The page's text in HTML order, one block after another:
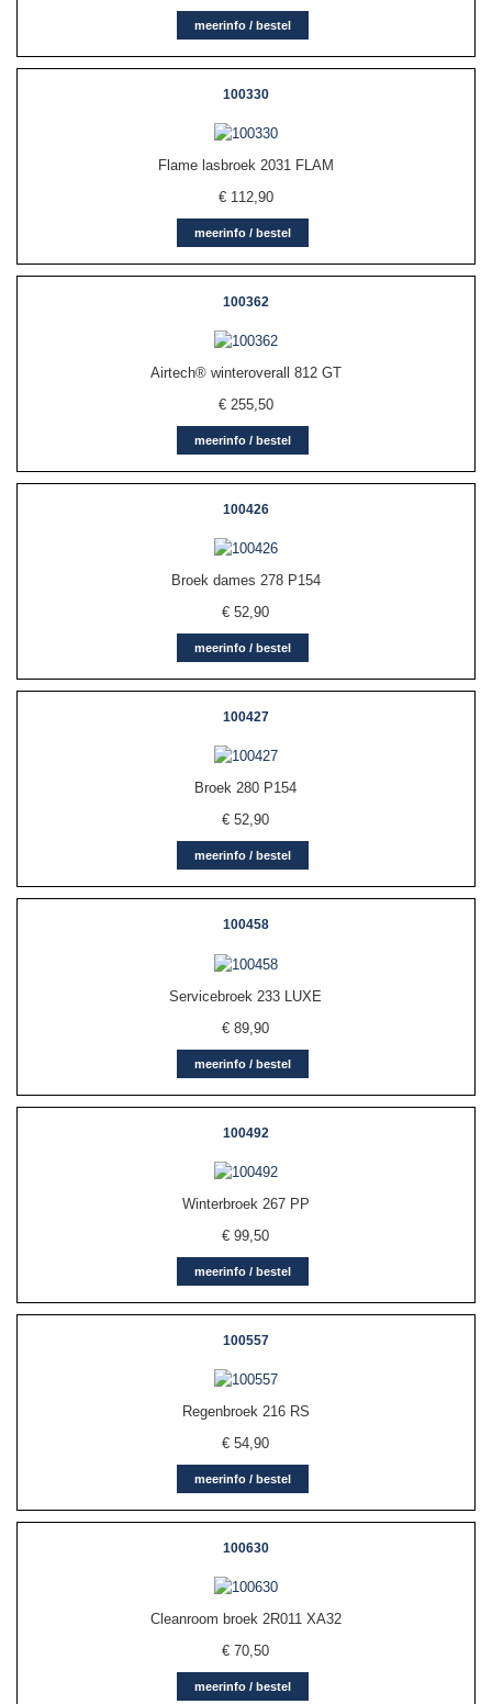
meerinfo / bestel
100330
Flame lasbroek 2031 FLAM
€ 112,90
meerinfo / bestel
100362
Airtech® winteroverall 812 GT
€ 255,50
meerinfo / bestel
100426
Broek dames 278 P154
€52,90
meerinfo / bestel
100427
Broek 280 P154
€52,90
meerinfo / bestel
100458
Servicebroek 233 LUXE
€89,90
meerinfo / bestel
100492
Winterbroek 267 PP
€99,50
meerinfo / bestel
100557
Regenbroek 216 RS
€54,90
meerinfo / bestel
100630
Cleanroom broek 2R011 XA32
€70,50
meerinfo / bestel